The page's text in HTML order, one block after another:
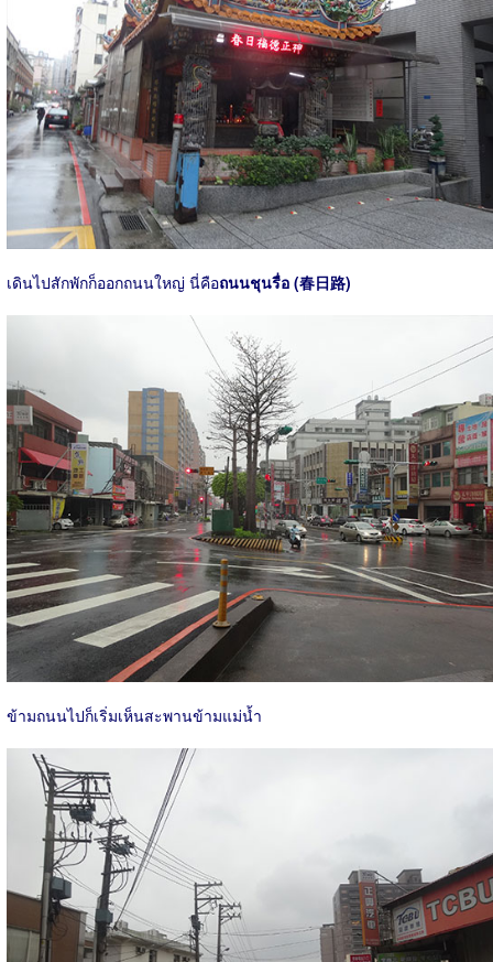
เดินไปสักพักก็ออกถนนใหญ่ นี่คือถนนชุนรื่อ (春日路)
ข้ามถนนไปก็เริ่มเห็นสะพานข้ามแม่น้ำ